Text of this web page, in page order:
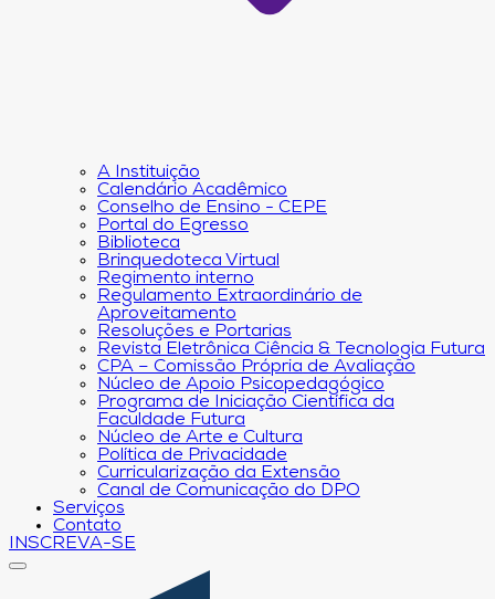
A Instituição
Calendário Acadêmico
Conselho de Ensino - CEPE
Portal do Egresso
Biblioteca
Brinquedoteca Virtual
Regimento interno
Regulamento Extraordinário de
Aproveitamento
Resoluções e Portarias
Revista Eletrônica Ciência & Tecnologia Futura
CPA – Comissão Própria de Avaliação
Núcleo de Apoio Psicopedagógico
Programa de Iniciação Científica da
Faculdade Futura
Núcleo de Arte e Cultura
Política de Privacidade
Curricularização da Extensão
Canal de Comunicação do DPO
Serviços
Contato
INSCREVA-SE